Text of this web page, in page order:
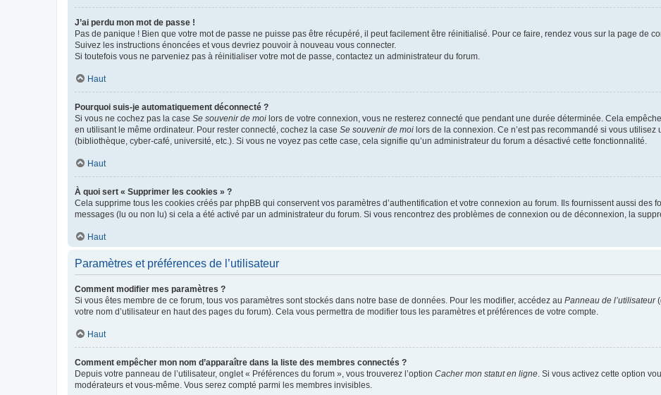
J’ai perdu mon mot de passe !
Pas de panique ! Bien que votre mot de passe ne puisse pas être récupéré, il peut facilement être réinitialisé. Pour ce faire, rendez vous sur la page de
Suivez les instructions énoncées et vous devriez pouvoir à nouveau vous connecter.
Si toutefois vous ne parveniez pas à réinitialiser votre mot de passe, contactez un administrateur du forum.
Haut
Pourquoi suis-je automatiquement déconnecté ?
Si vous ne cochez pas la case Se souvenir de moi lors de votre connexion, vous ne resterez connecté que pendant une durée déterminée. Cela
en utilisant le même ordinateur. Pour rester connecté, cochez la case Se souvenir de moi lors de la connexion. Ce n’est pas recommandé si vous
(bibliothèque, cyber-café, université, etc.). Si vous ne voyez pas cette case, cela signifie qu’un administrateur du forum a désactivé cette fonctionnalité.
Haut
À quoi sert « Supprimer les cookies » ?
Cela supprime tous les cookies créés par phpBB qui conservent vos paramètres d’authentification et votre connexion au forum. Ils fournissent aussi des
messages (lu ou non lu) si cela a été activé par un administrateur du forum. Si vous rencontrez des problèmes de connexion ou de déconnexion, la
Haut
Paramètres et préférences de l’utilisateur
Comment modifier mes paramètres ?
Si vous êtes membre de ce forum, tous vos paramètres sont stockés dans notre base de données. Pour les modifier, accédez au Panneau de l’utilisateur
votre nom d’utilisateur en haut des pages du forum). Cela vous permettra de modifier tous les paramètres et préférences de votre compte.
Haut
Comment empêcher mon nom d’apparaître dans la liste des membres connectés ?
Depuis votre panneau de l’utilisateur, onglet « Préférences du forum », vous trouverez l’option Cacher mon statut en ligne. Si vous activez cette option
modérateurs et vous-même. Vous serez compté parmi les membres invisibles.